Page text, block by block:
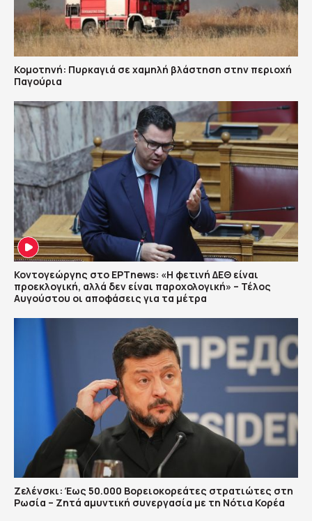
Κομοτηνή: Πυρκαγιά σε χαμηλή βλάστηση στην περιοχή
Παγούρια
Κοντογεώργης στο ΕΡΤnews: «Η φετινή ΔΕΘ είναι
προεκλογική, αλλά δεν είναι παροχολογική» – Τέλος
Αυγούστου οι αποφάσεις για τα μέτρα
Ζελένσκι: Έως 50.000 Βορειοκορεάτες στρατιώτες στη
Ρωσία – Ζητά αμυντική συνεργασία με τη Νότια Κορέα